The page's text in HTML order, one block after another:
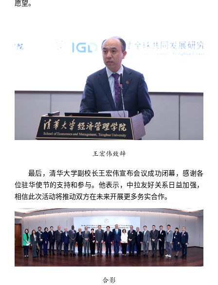
愿望。
王宏伟致辞
最后，清华大学副校长王宏伟宣布会议成功闭幕，感谢各
位驻华使节的支持和参与。他表示，中拉友好关系日益加强，
相信此次活动将推动双方在未来开展更多务实合作。
合影